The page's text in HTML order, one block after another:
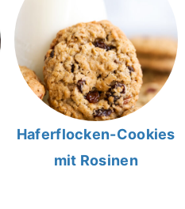
Haferflocken-Cookies
mit Rosinen